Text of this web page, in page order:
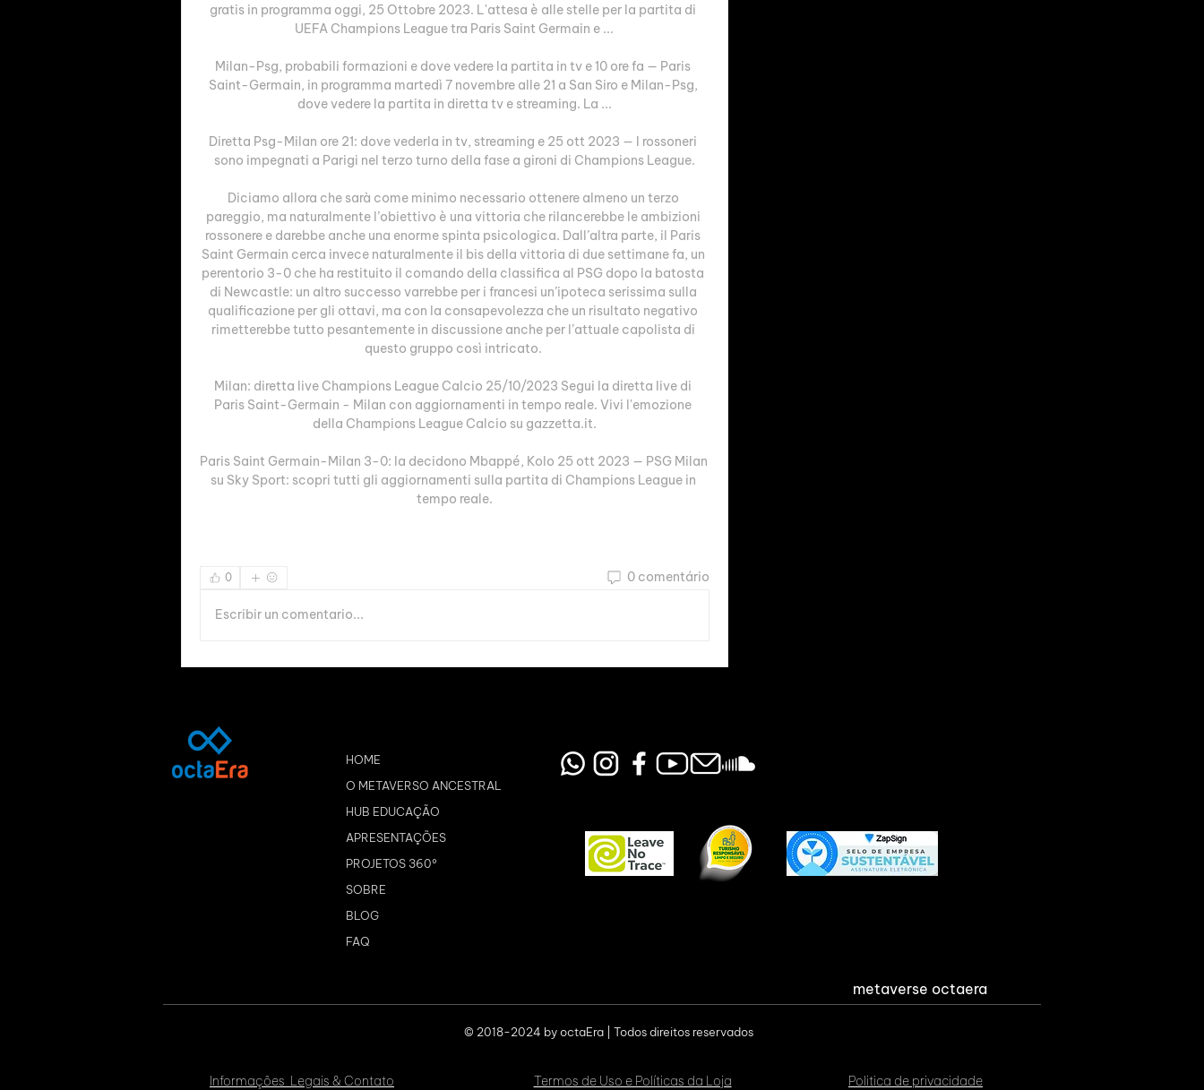
gratis in programma oggi, 25 Ottobre 2023. L'attesa è alle stelle per la partita di
UEFA Champions League tra Paris Saint Germain e ...
Milan-Psg, probabili formazioni e dove vedere la partita in tv e 10 ore fa — Paris
Saint-Germain, in programma martedì 7 novembre alle 21 a San Siro e Milan-Psg,
dove vedere la partita in diretta tv e streaming. La ...
Diretta Psg-Milan ore 21: dove vederla in tv, streaming e 25 ott 2023 — I rossoneri
sono impegnati a Parigi nel terzo turno della fase a gironi di Champions League.
Diciamo allora che sarà come minimo necessario ottenere almeno un terzo
pareggio, ma naturalmente l’obiettivo è una vittoria che rilancerebbe le ambizioni
rossonere e darebbe anche una enorme spinta psicologica. Dall’altra parte, il Paris
Saint Germain cerca invece naturalmente il bis della vittoria di due settimane fa, un
perentorio 3-0 che ha restituito il comando della classifica al PSG dopo la batosta
di Newcastle: un altro successo varrebbe per i francesi un’ipoteca serissima sulla
qualificazione per gli ottavi, ma con la consapevolezza che un risultato negativo
rimetterebbe tutto pesantemente in discussione anche per l’attuale capolista di
questo gruppo così intricato.
Milan: diretta live Champions League Calcio 25/10/2023 Segui la diretta live di
Paris Saint-Germain - Milan con aggiornamenti in tempo reale. Vivi l'emozione
della Champions League Calcio su gazzetta.it.
Paris Saint Germain-Milan 3-0: la decidono Mbappé, Kolo 25 ott 2023 — PSG Milan
su Sky Sport: scopri tutti gli aggiornamenti sulla partita di Champions League in
tempo reale.
0 0 comentário
Escribir un comentario...
HOME
O METAVERSO ANCESTRAL
HUB EDUCAÇÃO
APRESENTAÇÕES
PROJETOS 360º
SOBRE
BLOG
FAQ
metaverse octaera
© 2018-2024 by octaEra | Todos direitos reservados
Informações Legais & Contato Termos de Uso e Políticas da Loja Politica de privacidade